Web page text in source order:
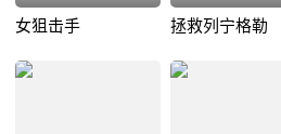
女狙击手 拯救列宁格勒